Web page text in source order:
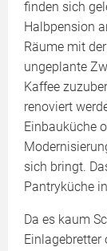
finden sich
Halbpension
Räume mit
ungeplante
Kaffee
renoviert
Einbauküche
sich bringt.
Pantryküche
Da es kaum
Einlagebretter